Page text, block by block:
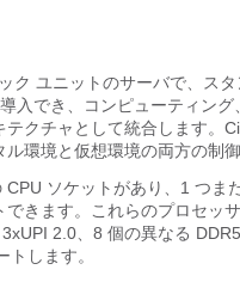
ク ユニットのサーバで、ス
入でき、コンピューティング
クチャとして統合します。
環境と仮想環境の両方の制御
ソケットがあり、1 つ
きます。これらのプロセッ
2.0、8 個の異なる
します。